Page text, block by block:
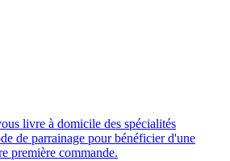
livre à domicile des spécialités
de parrainage pour bénéficier d'une
première commande.